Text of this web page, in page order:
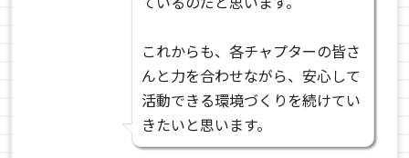
これからも、各チャプターの皆さ
んと力を合わせながら、安心して
活動できる環境づくりを続けてい
きたいと思います。